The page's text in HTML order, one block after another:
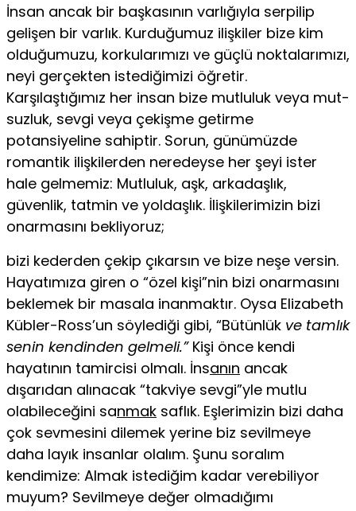
İnsan ancak bir başkasının varlığıyla serpilip
gelişen bir varlık. Kurduğumuz ilişkiler bize kim
olduğumuzu, korku­larımızı ve güçlü noktalarımızı,
neyi gerçekten istediğimizi öğretir.
Karşılaştığımız her insan bize mutluluk veya mut­
suzluk, sevgi veya çekişme getirme
potansiyeline sahiptir. Sorun, günümüzde
romantik ilişkilerden neredeyse her şeyi ister
hale gelmemiz: Mutluluk, aşk, arkadaşlık,
güvenlik, tat­min ve yoldaşlık. İlişkilerimizin bizi
onarmasını bekliyoruz;
bizi kederden çekip çıkarsın ve bize neşe versin.
Hayatımı­za giren o “özel kişi”nin bizi onarmasını
beklemek bir ma­sala inanmaktır. Oysa Elizabeth
Kübler-Ross’un söylediği gibi, “Bütünlük ve tamlık
se­nin kendinden gelmeli.”Kişi önce kendi
hayatının tamircisi olmalı. İnsanın ancak
dışarıdan alınacak “takviye sevgi”yle mutlu
olabileceğini sanmak saflık. Eşlerimizin bizi daha
çok sevmesini dilemek yerine biz sevilmeye
daha layık insanlar olalım. Şunu soralım
kendimize: Almak istediğim kadar ve­rebiliyor
muyum? Sevilmeye değer olmadığımı